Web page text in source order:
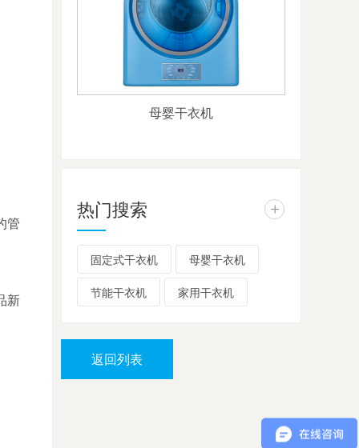
管
新
母婴干衣机
热门搜索 +
固定式干衣机 母婴干衣机
节能干衣机 家用干衣机
返回列表